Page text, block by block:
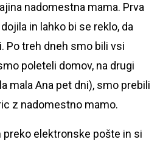
nadomestna mama. Prva
in lahko bi se reklo, da
Po treh dneh smo bili vsi
poleteli domov, na drugi
mala Ana pet dni), smo prebili
z nadomestno mamo.
preko elektronske pošte in si